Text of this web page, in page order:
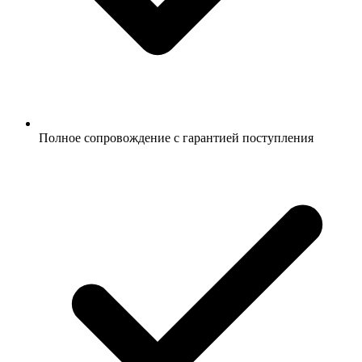
Полное сопровождение с гарантией поступления